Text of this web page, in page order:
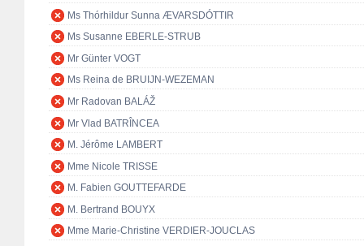
Ms Thórhildur Sunna ÆVARSDÓTTIR
Ms Susanne EBERLE-STRUB
Mr Günter VOGT
Ms Reina de BRUIJN-WEZEMAN
Mr Radovan BALÁŽ
Mr Vlad BATRÎNCEA
M. Jérôme LAMBERT
Mme Nicole TRISSE
M. Fabien GOUTTEFARDE
M. Bertrand BOUYX
Mme Marie-Christine VERDIER-JOUCLAS